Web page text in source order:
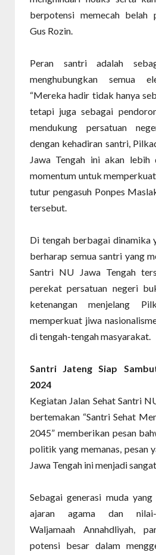
berpotensi memecah belah
Gus Rozin.
Peran santri adalah
menghubungkan semua
“Mereka hadir tidak hanya
tetapi juga sebagai
mendukung persatuan
dengan kehadiran santri,
Jawa Tengah ini akan lebih
momentum untuk
tutur pengasuh Ponpes
tersebut.
Di tengah berbagai dinamika
berharap semua santri yang
Santri NU Jawa Tengah
perekat persatuan negeri
ketenangan menjelang
memperkuat jiwa
di tengah-tengah masyarakat.
Santri Jateng Siap
2024
Kegiatan Jalan Sehat Santri
bertemakan “Santri Sehat
2045” memberikan pesan
politik yang memanas, pesan
Jawa Tengah ini menjadi
Sebagai generasi muda
ajaran agama dan nilai-
Waljamaah Annahdliyah,
potensi besar dalam